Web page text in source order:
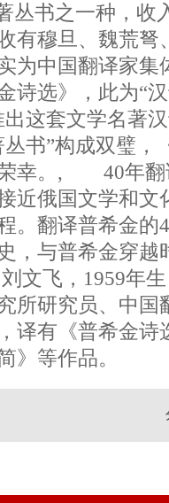
丛书之一种，收
有穆旦、魏荒弩
为中国翻译家集
诗选》，此为“
这套文学名著
书”构成双璧，
荣幸。, 40年翻
近俄国文学和文
。翻译普希金的
，与普希金穿越
飞，1959年生
所研究员、中国
译有《普希金诗
》等作品。